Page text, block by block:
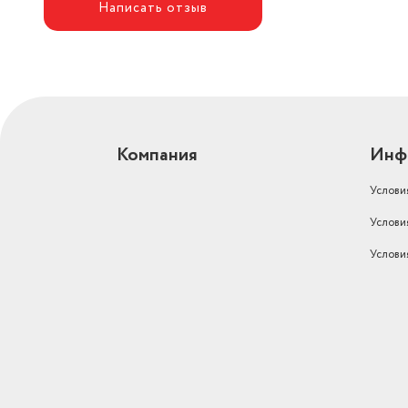
Написать отзыв
Компания